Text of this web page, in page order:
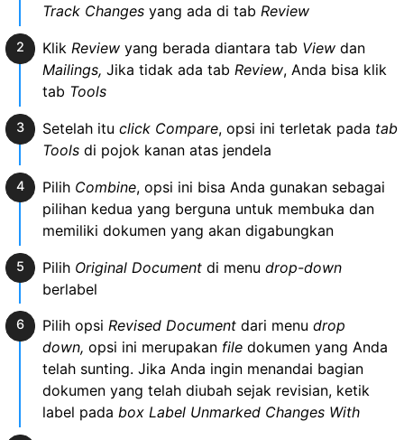
Track Changesyang ada di tab Review
Klik Reviewyang berada diantara tab Viewdan
Mailings, Jika tidak ada tab Review, Anda bisa klik
tab Tools
Setelah itu click Compare, opsi ini terletak pada tab
Toolsdi pojok kanan atas jendela
Pilih Combine, opsi ini bisa Anda gunakan sebagai
pilihan kedua yang berguna untuk membuka dan
memiliki dokumen yang akan digabungkan
Pilih Original Documentdi menu drop-down
berlabel
Pilih opsi Revised Documentdari menu drop
down, opsi ini merupakan filedokumen yang Anda
telah sunting. Jika Anda ingin menandai bagian
dokumen yang telah diubah sejak revisian, ketik
label pada box Label Unmarked Changes With